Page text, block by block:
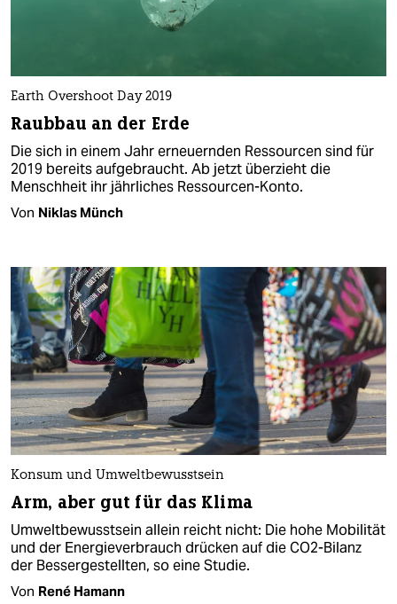
Earth Overshoot Day 2019
Raubbau an der Erde
Die sich in einem Jahr erneuernden Ressourcen sind für
2019 bereits aufgebraucht. Ab jetzt überzieht die
Menschheit ihr jährliches Ressourcen-Konto.
Von Niklas Münch
Konsum und Umweltbewusstsein
Arm, aber gut für das Klima
Umweltbewusstsein allein reicht nicht: Die hohe Mobilität
und der Energieverbrauch drücken auf die CO2-Bilanz
der Bessergestellten, so eine Studie.
Von René Hamann